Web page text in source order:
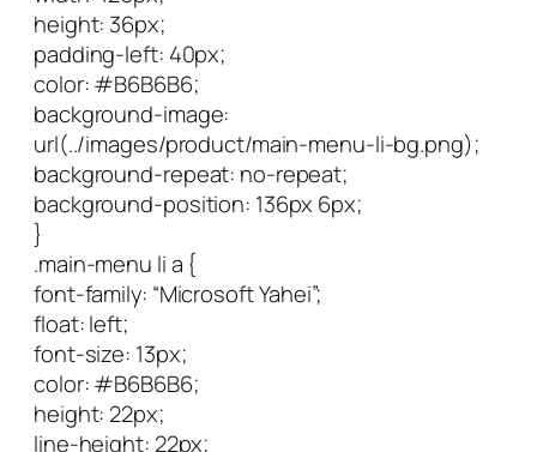
height: 36px;
padding-left: 40px;
color: #B6B6B6;
background-image:
url(../images/product/main-menu-li-bg.png);
background-repeat: no-repeat;
background-position: 136px 6px;
}
.main-menu li a {
font-family: “Microsoft Yahei”;
float: left;
font-size: 13px;
color: #B6B6B6;
height: 22px;
line-height: 22px;